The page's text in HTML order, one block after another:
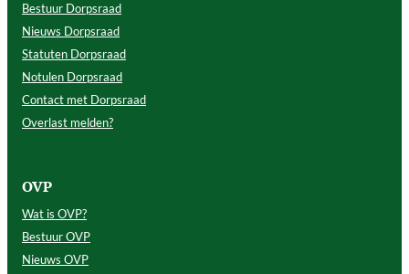
Bestuur Dorpsraad
Nieuws Dorpsraad
Statuten Dorpsraad
Notulen Dorpsraad
Contact met Dorpsraad
Overlast melden?
OVP
Wat is OVP?
Bestuur OVP
Nieuws OVP